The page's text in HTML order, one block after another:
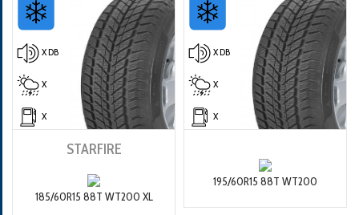
X DB
X
X
STARFIRE
185/60R15 88T WT200 XL
X DB
X
X
195/60R15 88T WT200